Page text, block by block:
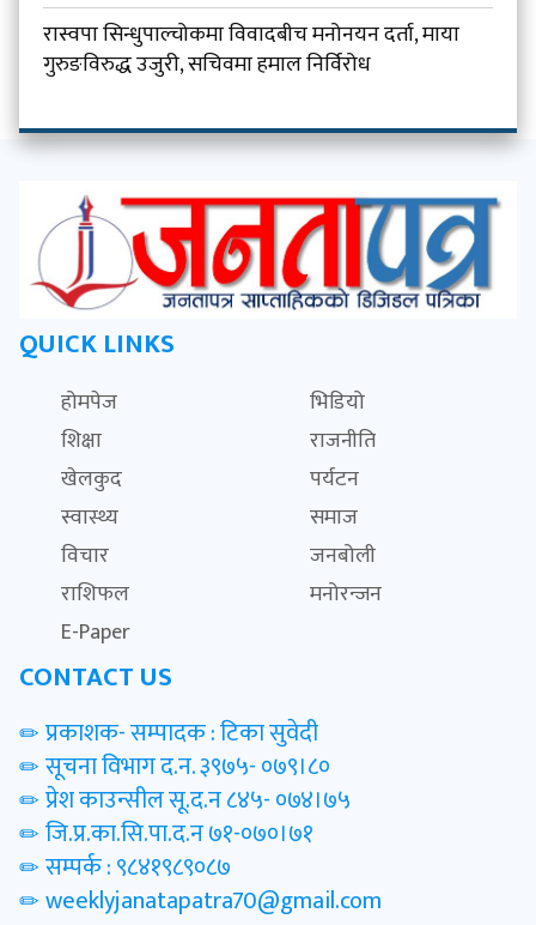
रास्वपा सिन्धुपाल्चोकमा विवादबीच मनोनयन दर्ता, माया
गुरुङविरुद्ध उजुरी, सचिवमा हमाल निर्विरोध
QUICK LINKS
होमपेज
भिडियो
शिक्षा
राजनीति
खेलकुद
पर्यटन
स्वास्थ्य
समाज
विचार
जनबोली
राशिफल
मनोरन्जन
E-Paper
CONTACT US
प्रकाशक- सम्पादक : टिका सुवेदी
सूचना विभाग द.न. ३९७५- ०७९।८०
प्रेश काउन्सील सू.द.न ८४५- ०७४।७५
जि.प्र.का.सि.पा.द.न ७१-०७०।७१
सम्पर्क : ९८४१९८९०८७
weeklyjanatapatra70@gmail.com